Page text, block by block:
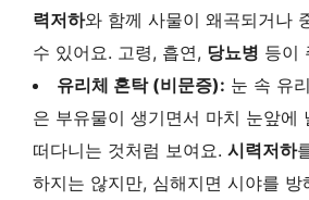
력저하와 함께 사물이 왜곡되거나
수 있어요. 고령, 흡연, 당뇨병 등이
유리체 혼탁 (비문증): 눈 속 유
은 부유물이 생기면서 마치 눈앞에
떠다니는 것처럼 보여요. 시력저하
하지는 않지만, 심해지면 시야를 방